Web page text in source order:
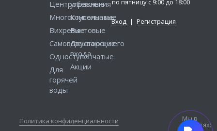
по пятницу с 9:00 до 18:00
Вход | Регистрация
Центробежные
Многоступенчатые
Вихревые
Самовсасывающие
Одноступенчатые
Для
горячей
воды
управления
Консольные
Винтовые
Двустороннего
входа
Акции
Политика конфиденциальности
Мы в
соцсетях: